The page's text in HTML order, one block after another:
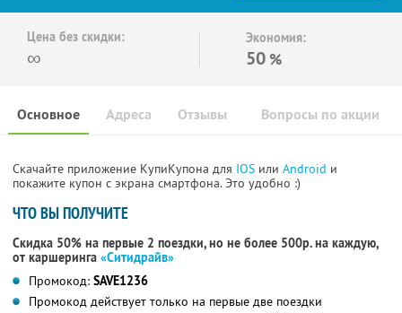
Цена без скидки:
∞
Экономия:
50 %
Основное Отзывы Вопросы по акции
Адреса
Скачайте приложение КупиКупона для IOS или Android и
покажите купон с экрана смартфона. Это удобно :)
ЧТО ВЫ ПОЛУЧИТЕ
Скидка 50% на первые 2 поездки, но не более 500р. на каждую,
от каршеринга «Ситидрайв»
Промокод: SAVE1236
Промокод действует только на первые две поездки